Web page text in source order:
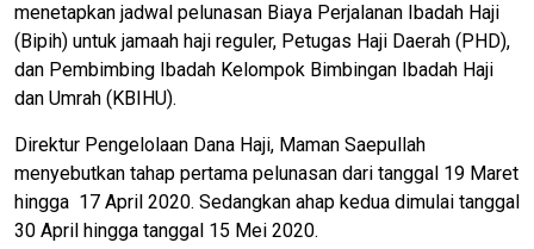
menetapkan jadwal pelunasan Biaya Perjalanan Ibadah Haji
(Bipih) untuk jamaah haji reguler, Petugas Haji Daerah (PHD),
dan Pembimbing Ibadah Kelompok Bimbingan Ibadah Haji
dan Umrah (KBIHU).
Direktur Pengelolaan Dana Haji, Maman Saepullah
menyebutkan tahap pertama pelunasan dari tanggal 19 Maret
hingga 17 April 2020. Sedangkan ahap kedua dimulai tanggal
30 April hingga tanggal 15 Mei 2020.